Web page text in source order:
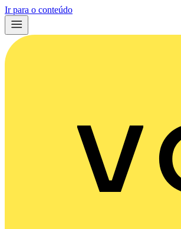
Ir para o conteúdo